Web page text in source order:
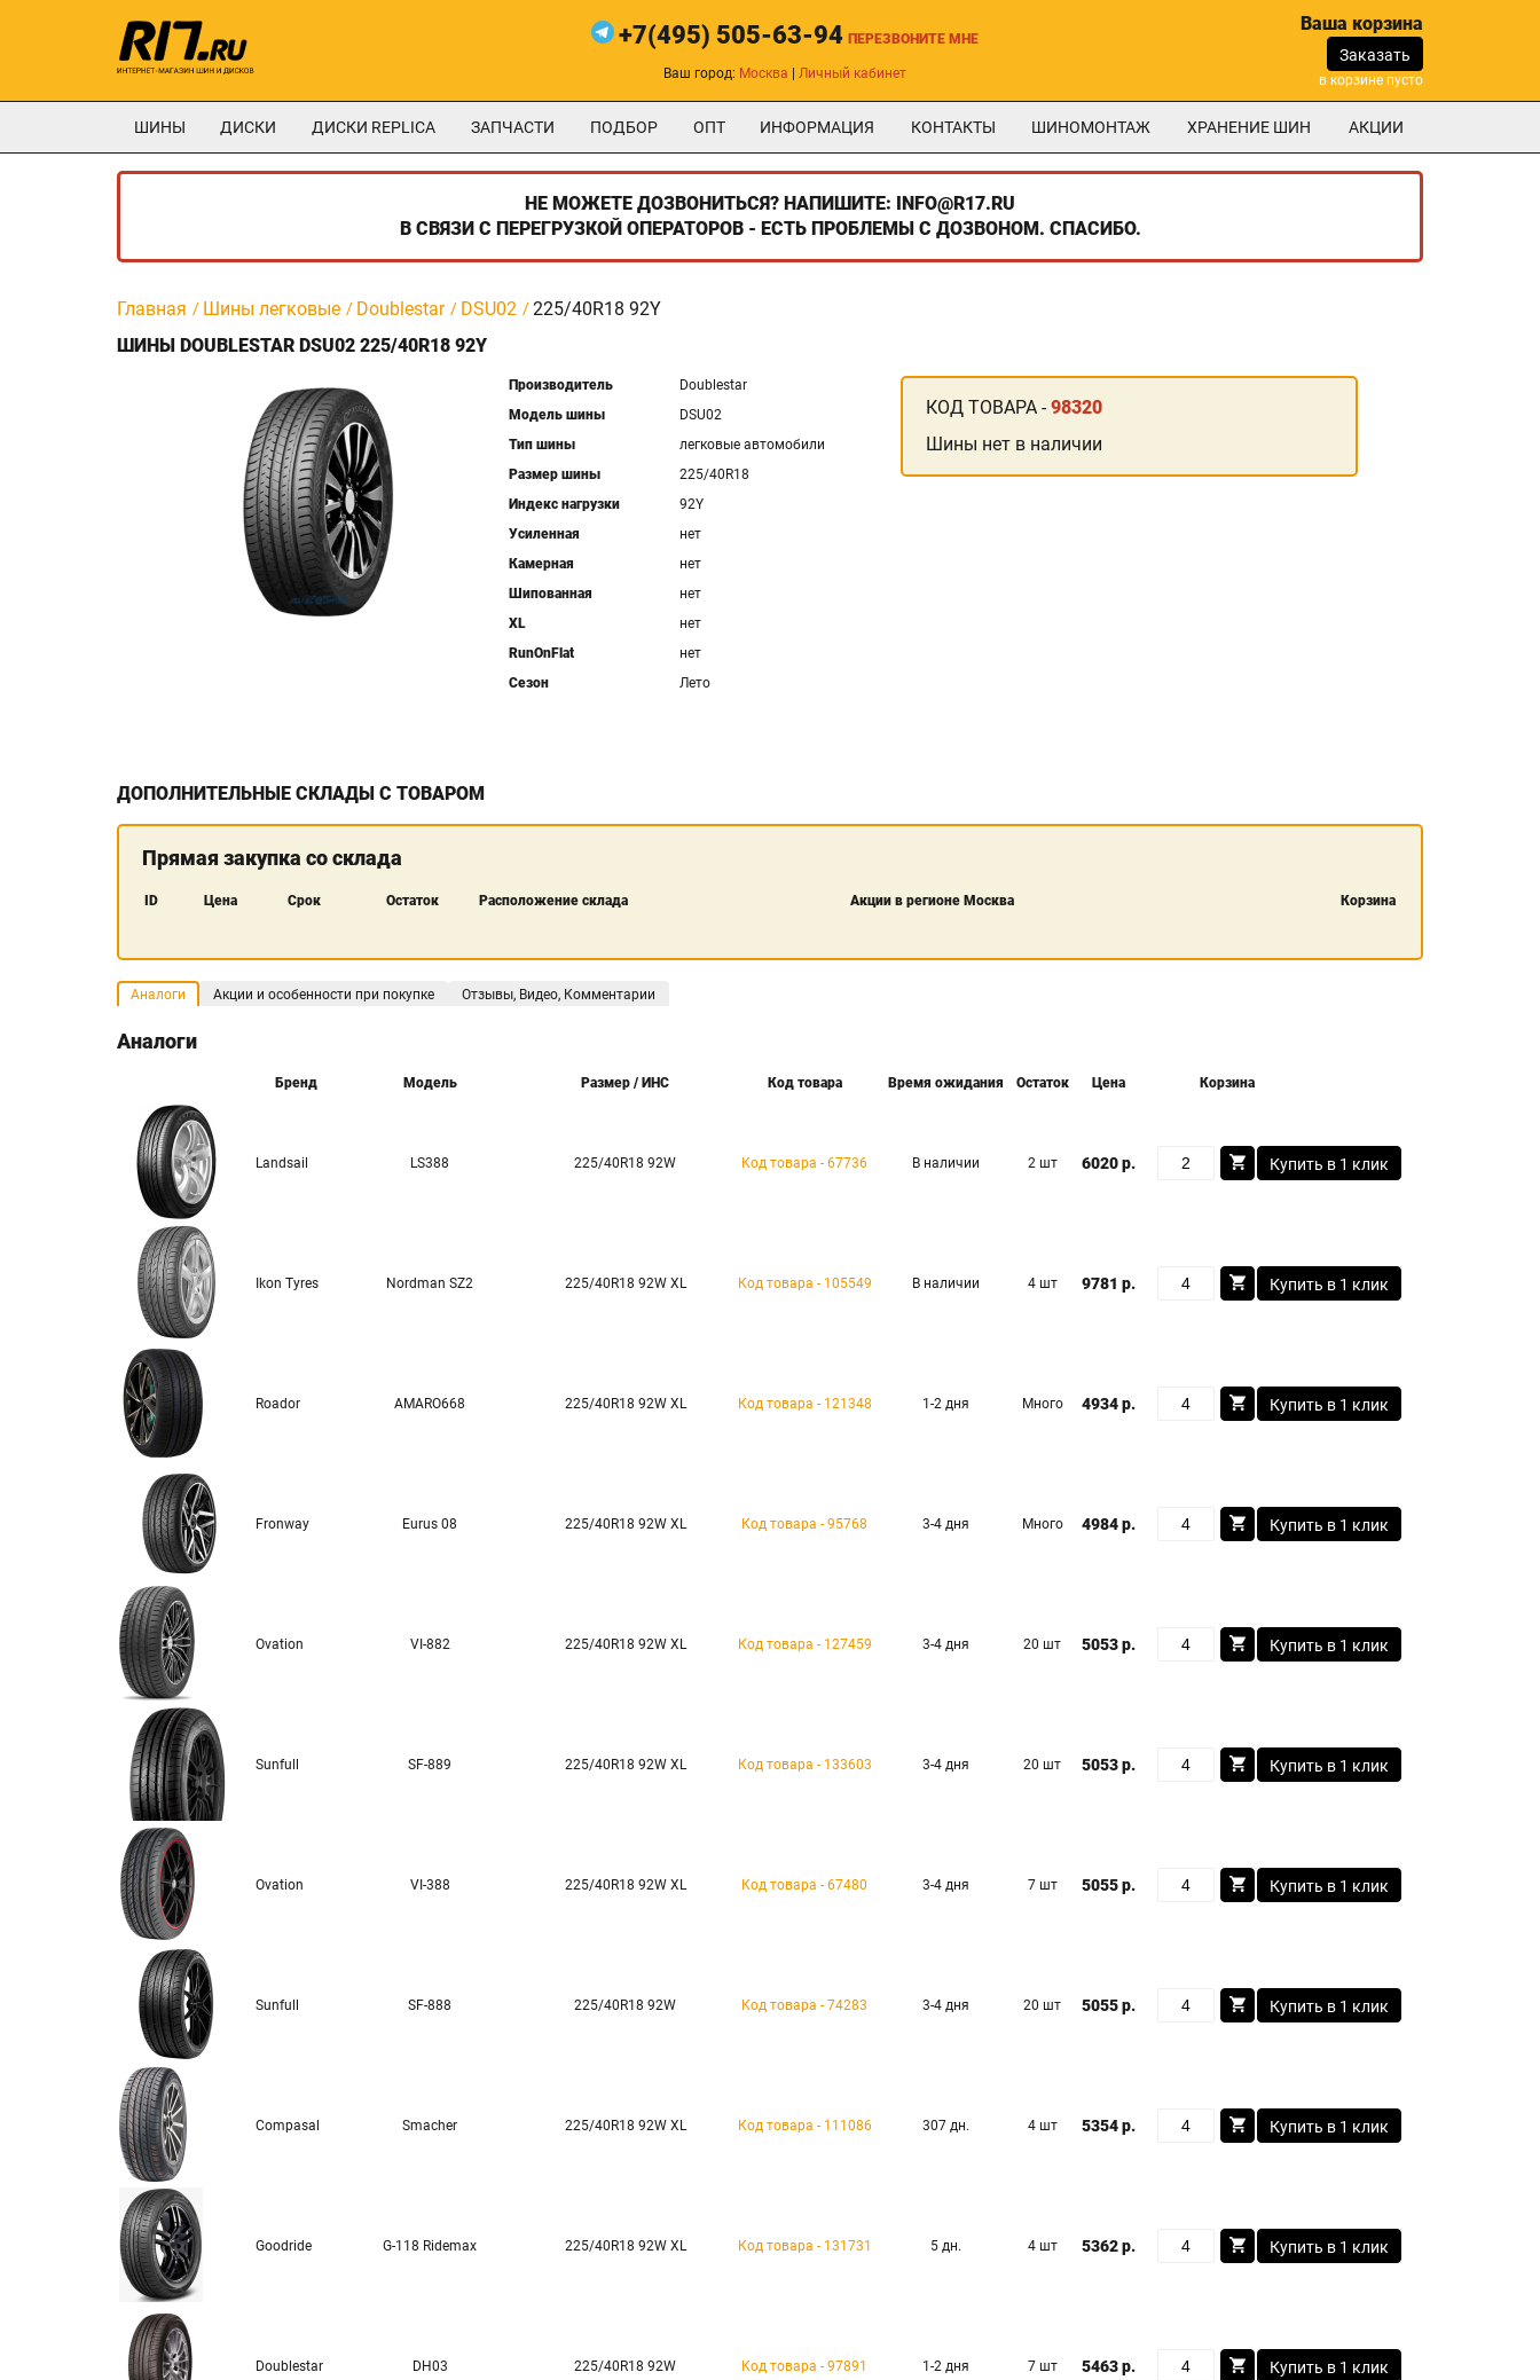
+7(495) 505-63-94 ПЕРЕЗВОНИТЕ МНЕ
Ваш город: Москва Личный кабинет
Ваша корзина
Заказать
в корзине пусто
ШИНЫ ДИСКИ ДИСКИ REPLICA ЗАПЧАСТИ ПОДБОР ОПТ ИНФОРМАЦИЯ КОНТАКТЫ ШИНОМОНТАЖ ХРАНЕНИЕ ШИН АКЦИИ
НЕ МОЖЕТЕ ДОЗВОНИТЬСЯ? НАПИШИТЕ: INFO@R17.RU
В СВЯЗИ С ПЕРЕГРУЗКОЙ ОПЕРАТОРОВ - ЕСТЬ ПРОБЛЕМЫ С ДОЗВОНОМ. СПАСИБО.
Главная Шины легковые Doublestar DSU02
225/40R18 92Y
ШИНЫ DOUBLESTAR DSU02 225/40R18 92Y
Производитель
Doublestar
Модель шины
DSU02
Тип шины
легковые автомобили
Размер шины
225/40R18
Индекс нагрузки
92Y
Усиленная
нет
Камерная
нет
Шипованная
нет
XL
нет
RunOnFlat
нет
Сезон
Лето
КОД ТОВАРА -98320
Шины нет в наличии
ДОПОЛНИТЕЛЬНЫЕ СКЛАДЫ С ТОВАРОМ
Прямая закупка со склада
ID Цена Срок Остаток Расположение склада Акции в регионе Москва Корзина
Аналоги Акции и особенности при покупке Отзывы, Видео, Комментарии
Аналоги
Бренд Модель Размер / ИНС Код товара Время ожидания Остаток Цена Корзина
Landsail LS388 225/40R18 92W Код товара - 67736 В наличии 2 шт 6020 р. Купить в 1 клик
Ikon Tyres Nordman SZ2 225/40R18 92W XL Код товара - 105549 В наличии 4 шт 9781 р. Купить в 1 клик
Roador AMARO668 225/40R18 92W XL Код товара - 121348 1-2 дня Много 4934 р. Купить в 1 клик
Fronway Eurus 08 225/40R18 92W XL Код товара - 95768 3-4 дня Много 4984 р. Купить в 1 клик
Ovation VI-882 225/40R18 92W XL Код товара - 127459 3-4 дня 20 шт 5053 р. Купить в 1 клик
Sunfull SF-889 225/40R18 92W XL Код товара - 133603 3-4 дня 20 шт 5053 р. Купить в 1 клик
Ovation VI-388 225/40R18 92W XL Код товара - 67480 3-4 дня 7 шт 5055 р. Купить в 1 клик
Sunfull SF-888 225/40R18 92W Код товара - 74283 3-4 дня 20 шт 5055 р. Купить в 1 клик
Compasal Smacher 225/40R18 92W XL Код товара - 111086 307 дн. 4 шт 5354 р. Купить в 1 клик
Goodride G-118 Ridemax 225/40R18 92W XL Код товара - 131731 5 дн. 4 шт 5362 р. Купить в 1 клик
Doublestar DH03 225/40R18 92W Код товара - 97891 1-2 дня 7 шт 5463 р. Купить в 1 клик